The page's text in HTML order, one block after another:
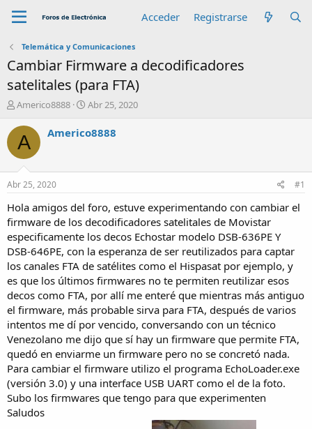
Acceder Registrarse
Telemática y Comunicaciones
Cambiar Firmware a decodificadores
satelitales (para FTA)
A
t
o
r
Americo8888
F
c
n
c
i
o
Abr 25, 2020
A Americo8888
Abr 25, 2020 #1
Hola amigos del foro, estuve experimentando con cambiar el
firmware de los decodificadores satelitales de Movistar
especificamente los decos Echostar modelo DSB-636PE Y
DSB-646PE, con la esperanza de ser reutilizados para captar
los canales FTA de satélites como el Hispasat por ejemplo, y
es que los últimos firmwares no te permiten reutilizar esos
decos como FTA, por allí me enteré que mientras más antiguo
el firmware, más probable sirva para FTA, después de varios
intentos me dí por vencido, conversando con un técnico
Venezolano me dijo que sí hay un firmware que permite FTA,
quedó en enviarme un firmware pero no se concretó nada.
Para cambiar el firmware utilizo el programa EchoLoader.exe
(versión 3.0) y una interface USB UART como el de la foto.
Subo los firmwares que tengo para que experimenten
Saludos